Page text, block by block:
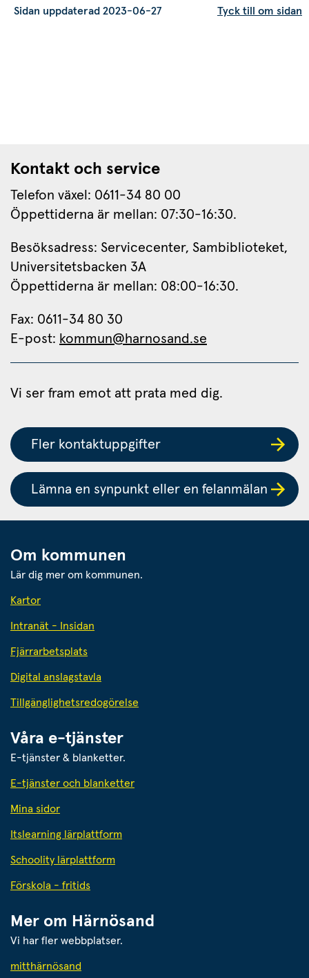
Sidan uppdaterad 2023-06-27 Tyck till om sidan
Kontakt och service
Telefon växel: 0611-34 80 00
Öppettiderna är mellan: 07:30-16:30.
Besöksadress: Servicecenter, Sambiblioteket,
Universitetsbacken 3A
Öppettiderna är mellan: 08:00-16:30.
Fax: 0611-34 80 30
E-post: kommun@harnosand.se
Vi ser fram emot att prata med dig.
Fler kontaktuppgifter
Lämna en synpunkt eller en felanmälan
Om kommunen
Lär dig mer om kommunen.
Kartor
Intranät - Insidan
Fjärrarbetsplats
Digital anslagstavla
Tillgänglighetsredogörelse
Våra e-tjänster
E-tjänster & blanketter.
E-tjänster och blanketter
Mina sidor
Itslearning lärplattform
Schoolity lärplattform
Förskola - fritids
Mer om Härnösand
Vi har fler webbplatser.
mitthärnösand